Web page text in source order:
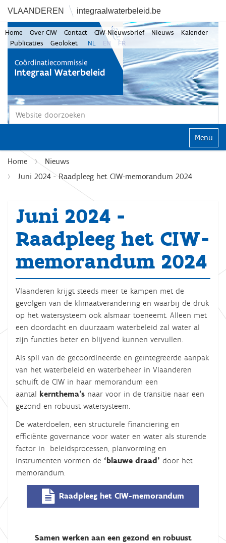
VLAANDEREN integraalwaterbeleid.be
Zoek
Home Over CIW Contact CIW-Nieuwsbrief Nieuws
Kalender
Publicaties
Geoloket NL EN FR
Klap
Home
Nieuws
Juni 2024 - Raadpleeg het CIW-memorandum 2024
Juni 2024 -
Raadpleeg het CIW-
memorandum 2024
Vlaanderen krijgt steeds meer te kampen met de
gevolgen van de klimaatverandering en waarbij de druk
op het watersysteem ook alsmaar toeneemt. Alleen met
een doordacht en duurzaam waterbeleid zal water al
zijn functies beter en blijvend kunnen vervullen.
Als spil van de gecoördineerde en geïntegreerde aanpak
van het waterbeleid en waterbeheer in Vlaanderen
schuift de CIW in haar memorandum een
aantal kernthema’s naar voor in de transitie naar een
gezond en robuust watersysteem.
De waterdoelen, een structurele financiering en
efficiënte governance voor water en water als sturende
factor in beleidsprocessen, planvorming en
instrumenten vormen de ‘blauwe draad’ door het
memorandum.
Raadpleeg het CIW-memorandum
Samen werken aan een gezond en robuust